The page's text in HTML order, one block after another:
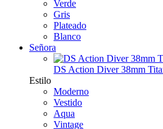
Verde
Gris
Plateado
Blanco
Señora
DS Action Diver 38mm
Estilo
Moderno
Vestido
Aqua
Vintage